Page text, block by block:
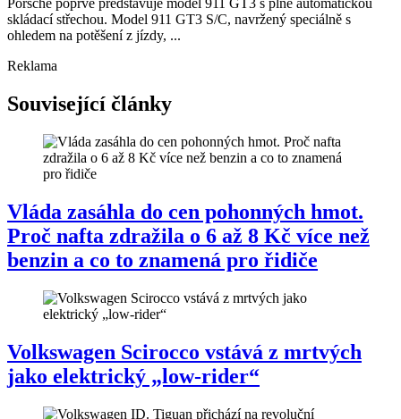
Porsche poprvé představuje model 911 GT3 s plně automatickou
skládací střechou. Model 911 GT3 S/C, navržený speciálně s
ohledem na potěšení z jízdy, ...
Reklama
Související články
Vláda zasáhla do cen pohonných hmot.
Proč nafta zdražila o 6 až 8 Kč více než
benzin a co to znamená pro řidiče
Volkswagen Scirocco vstává z mrtvých
jako elektrický „low-rider“